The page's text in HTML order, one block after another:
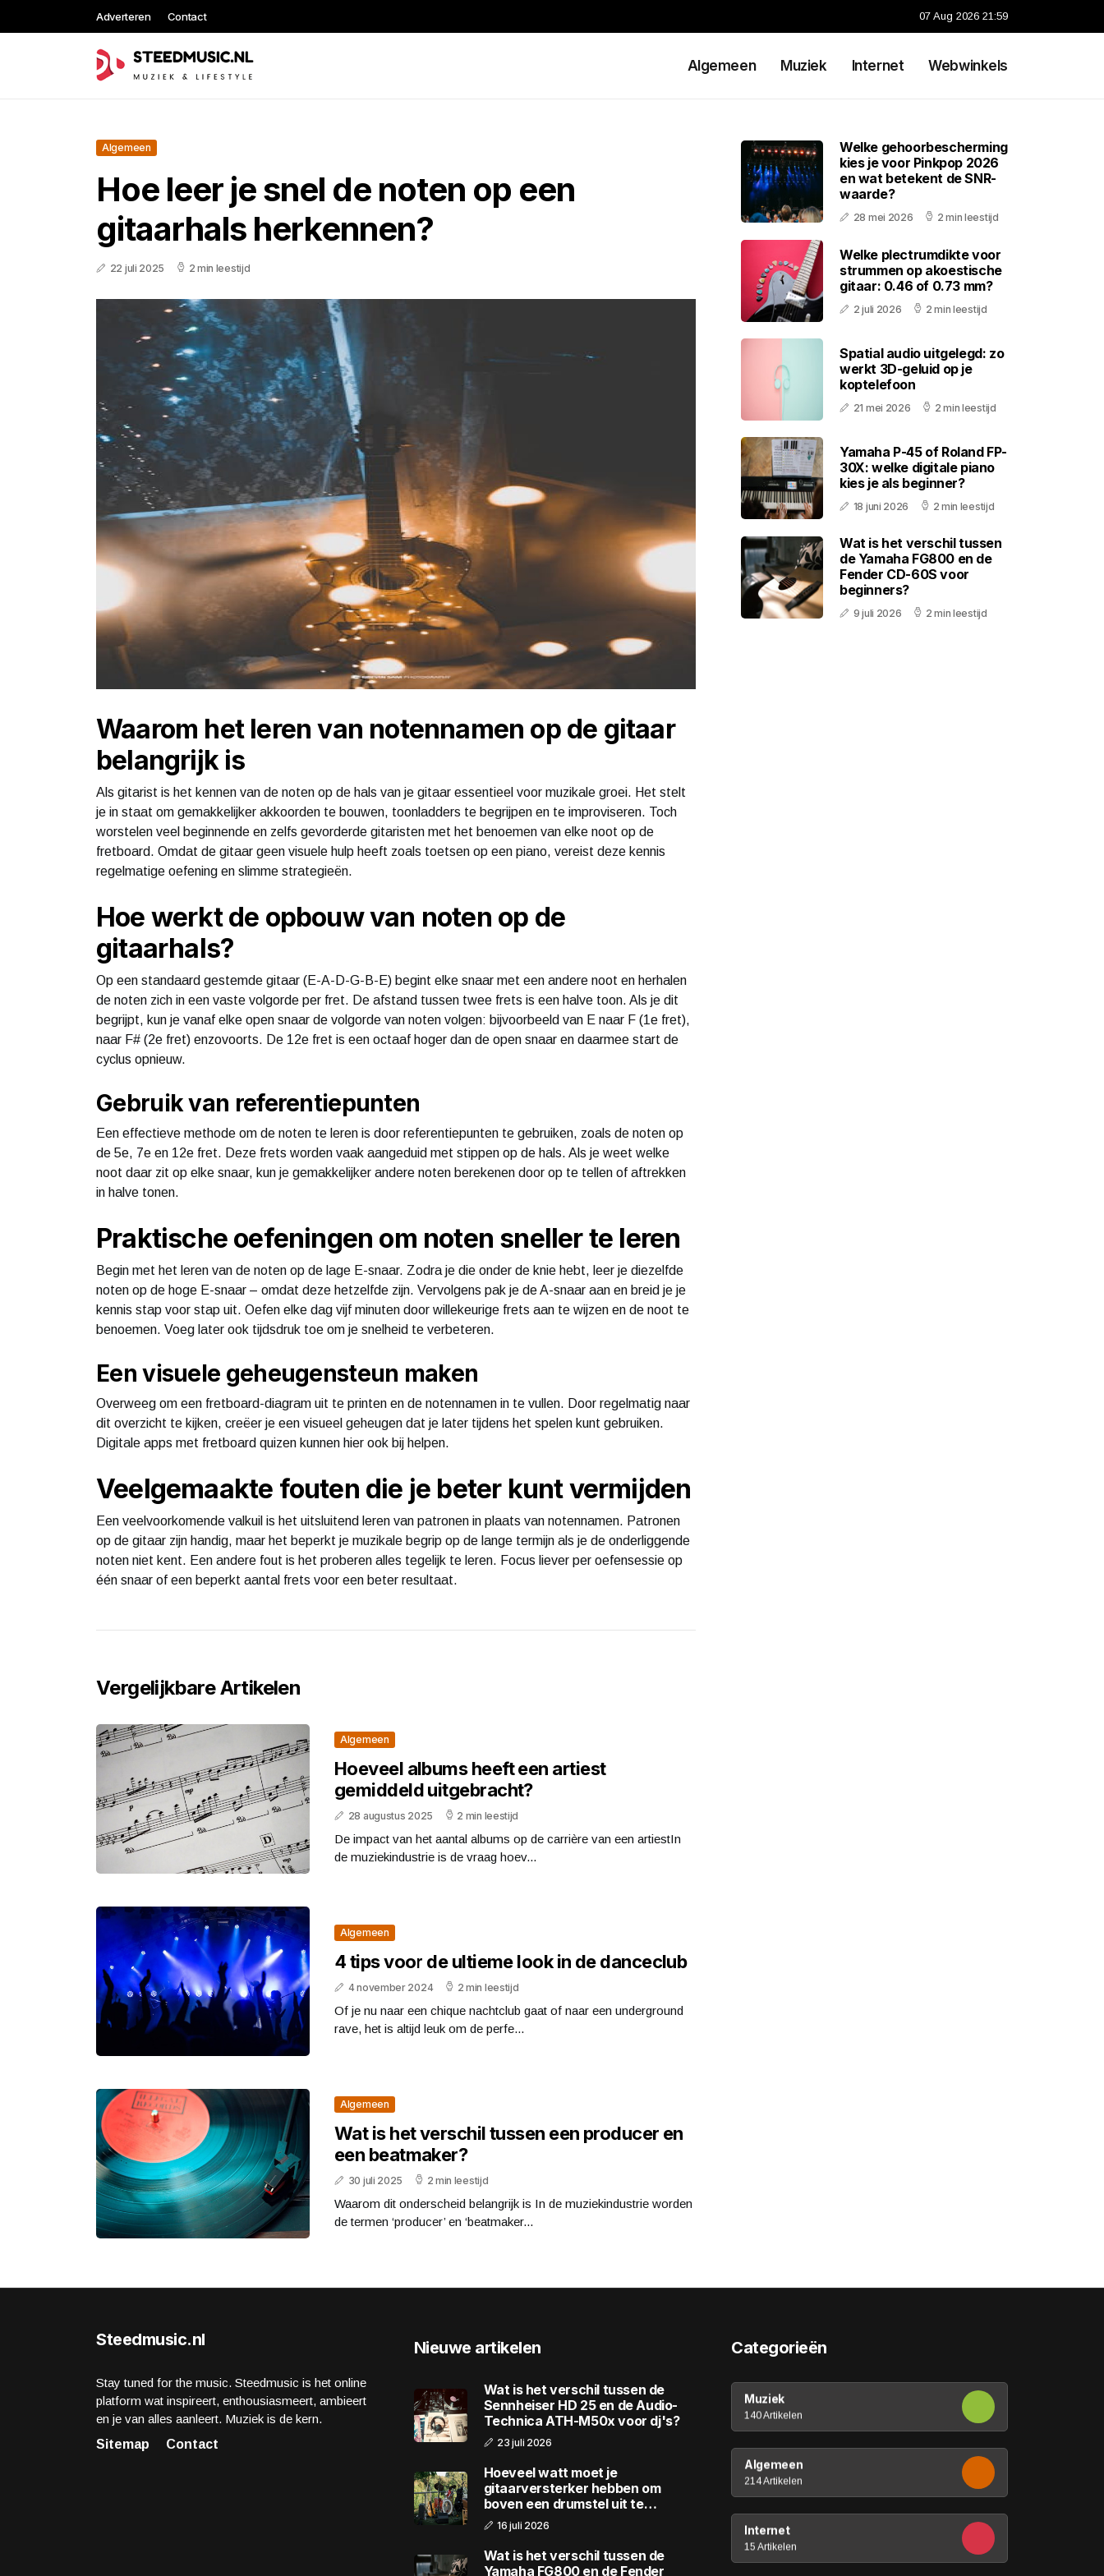
Adverteren Contact 07 Aug 2026 21:59
Algemeen Muziek Internet Webwinkels
Algemeen
Hoe leer je snel de noten op een
gitaarhals herkennen?
22 juli 2025 2 min leestijd
Waarom het leren van notennamen op de gitaar
belangrijk is
Als gitarist is het kennen van de noten op de hals van je gitaar essentieel voor muzikale groei. Het stelt
je in staat om gemakkelijker akkoorden te bouwen, toonladders te begrijpen en te improviseren. Toch
worstelen veel beginnende en zelfs gevorderde gitaristen met het benoemen van elke noot op de
fretboard. Omdat de gitaar geen visuele hulp heeft zoals toetsen op een piano, vereist deze kennis
regelmatige oefening en slimme strategieën.
Hoe werkt de opbouw van noten op de
gitaarhals?
Op een standaard gestemde gitaar (E-A-D-G-B-E) begint elke snaar met een andere noot en herhalen
de noten zich in een vaste volgorde per fret. De afstand tussen twee frets is een halve toon. Als je dit
begrijpt, kun je vanaf elke open snaar de volgorde van noten volgen: bijvoorbeeld van E naar F (1e fret),
naar F# (2e fret) enzovoorts. De 12e fret is een octaaf hoger dan de open snaar en daarmee start de
cyclus opnieuw.
Gebruik van referentiepunten
Een effectieve methode om de noten te leren is door referentiepunten te gebruiken, zoals de noten op
de 5e, 7e en 12e fret. Deze frets worden vaak aangeduid met stippen op de hals. Als je weet welke
noot daar zit op elke snaar, kun je gemakkelijker andere noten berekenen door op te tellen of aftrekken
in halve tonen.
Praktische oefeningen om noten sneller te leren
Begin met het leren van de noten op de lage E-snaar. Zodra je die onder de knie hebt, leer je diezelfde
noten op de hoge E-snaar – omdat deze hetzelfde zijn. Vervolgens pak je de A-snaar aan en breid je je
kennis stap voor stap uit. Oefen elke dag vijf minuten door willekeurige frets aan te wijzen en de noot te
benoemen. Voeg later ook tijdsdruk toe om je snelheid te verbeteren.
Een visuele geheugensteun maken
Overweeg om een fretboard-diagram uit te printen en de notennamen in te vullen. Door regelmatig naar
dit overzicht te kijken, creëer je een visueel geheugen dat je later tijdens het spelen kunt gebruiken.
Digitale apps met fretboard quizen kunnen hier ook bij helpen.
Veelgemaakte fouten die je beter kunt vermijden
Een veelvoorkomende valkuil is het uitsluitend leren van patronen in plaats van notennamen. Patronen
op de gitaar zijn handig, maar het beperkt je muzikale begrip op de lange termijn als je de onderliggende
noten niet kent. Een andere fout is het proberen alles tegelijk te leren. Focus liever per oefensessie op
één snaar of een beperkt aantal frets voor een beter resultaat.
Vergelijkbare Artikelen
Algemeen
Hoeveel albums heeft een artiest
gemiddeld uitgebracht?
28 augustus 2025 2 min leestijd
De impact van het aantal albums op de carrière van een artiestIn
de muziekindustrie is de vraag hoev...
Algemeen
4 tips voor de ultieme look in de danceclub
4 november 2024 2 min leestijd
Of je nu naar een chique nachtclub gaat of naar een underground
rave, het is altijd leuk om de perfe...
Algemeen
Wat is het verschil tussen een producer en
een beatmaker?
30 juli 2025 2 min leestijd
Waarom dit onderscheid belangrijk is In de muziekindustrie worden
de termen ‘producer’ en ‘beatmaker...
Welke gehoorbescherming
kies je voor Pinkpop 2026
en wat betekent de SNR-
waarde?
28 mei 2026 2 min leestijd
Welke plectrumdikte voor
strummen op akoestische
gitaar: 0.46 of 0.73 mm?
2 juli 2026 2 min leestijd
Spatial audio uitgelegd: zo
werkt 3D-geluid op je
koptelefoon
21 mei 2026 2 min leestijd
Yamaha P-45 of Roland FP-
30X: welke digitale piano
kies je als beginner?
18 juni 2026 2 min leestijd
Wat is het verschil tussen
de Yamaha FG800 en de
Fender CD-60S voor
beginners?
9 juli 2026 2 min leestijd
Steedmusic.nl
Stay tuned for the music. Steedmusic is het online
platform wat inspireert, enthousiasmeert, ambieert
en je van alles aanleert. Muziek is de kern.
Sitemap
Contact
Nieuwe artikelen
Wat is het verschil tussen de
Sennheiser HD 25 en de Audio-
Technica ATH-M50x voor dj's?
23 juli 2026
Hoeveel watt moet je
gitaarversterker hebben om
boven een drumstel uit te
komen?
16 juli 2026
Wat is het verschil tussen de
Yamaha FG800 en de Fender
Categorieën
Muziek
140 Artikelen
Algemeen
214 Artikelen
Internet
15 Artikelen